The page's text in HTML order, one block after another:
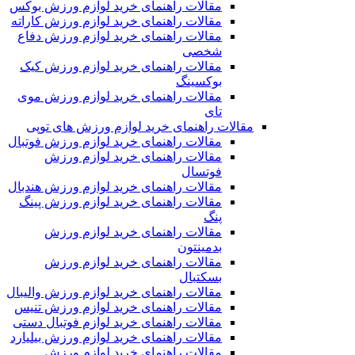
مقالات راهنمای خرید لوازم ورزش بوکس
مقالات راهنمای خرید لوازم ورزش کاراته
مقالات راهنمای خرید لوازم ورزش دفاع
شخصی
مقالات راهنمای خرید لوازم ورزش کیک
بوکسینگ
مقالات راهنمای خرید لوازم ورزش موی
تای
مقالات راهنمای خرید لوازم ورزش های توپی
مقالات راهنمای خرید لوازم ورزش فوتبال
مقالات راهنمای خرید لوازم ورزش
فوتسال
مقالات راهنمای خرید لوازم ورزش هندبال
مقالات راهنمای خرید لوازم ورزش پینگ
پنگ
مقالات راهنمای خرید لوازم ورزش
بدمینتون
مقالات راهنمای خرید لوازم ورزش
بسکتبال
مقالات راهنمای خرید لوازم ورزش والیبال
مقالات راهنمای خرید لوازم ورزش تنیس
مقالات راهنمای خرید لوازم فوتبال دستی
مقالات راهنمای خرید لوازم ورزش بیلیارد
مقالات راهنمای خرید لوازم ورزش